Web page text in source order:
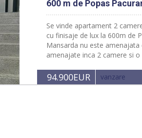
600 m de Popas
Se vinde apartament 2
cu finisaje de lux la 600m de
Mansarda nu este
amenajate inca 2 camere si o
94.900EUR vanzare